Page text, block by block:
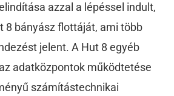
azzal a lépéssel indult,
8 bányász flottáját, ami több
jelent. A Hut 8 egyéb
adatközpontok működtetése
számítástechnikai